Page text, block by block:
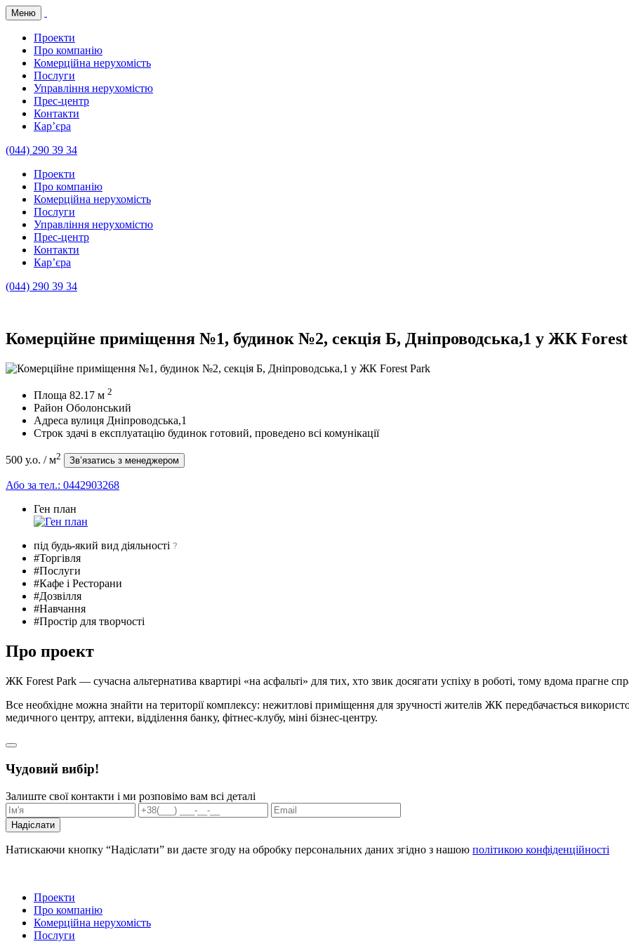
Меню
Проекти
Про компанію
Комерційна нерухомість
Послуги
Управління нерухомістю
Прес-центр
Контакти
Кар’єра
(044) 290 39 34
Проекти
Про компанію
Комерційна нерухомість
Послуги
Управління нерухомістю
Прес-центр
Контакти
Кар’єра
(044) 290 39 34
Комерційне приміщення №1, будинок №2, секція Б, Дніпроводська,1 у ЖК
Площа 82.17 м 2
Район Оболонський
Адреса вулиця Дніпроводська,1
Строк здачі в експлуатацію будинок готовий, проведено всі комунікації
500 у.о. / м2 Зв’язатись з менеджером
Або за тел.: 0442903268
Ген план
під будь-який вид діяльності
#Торгівля
#Послуги
#Кафе і Ресторани
#Дозвілля
#Навчання
#Простір для творчості
Про проект
ЖК Forest Park — сучасна альтернатива квартирі «на асфальті» для тих, хто звик досягати успіху в роботі, тому вдома прагне
Все необхідне можна знайти на території комплексу: нежитлові приміщення для зручності жителів ЖК передбачається
медичного центру, аптеки, відділення банку, фітнес-клубу, міні бізнес-центру.
Чудовий вибір!
Залиште свої контакти і ми розповімо вам всі деталі
Надіслати
Натискаючи кнопку “Надіслати” ви даєте згоду на обробку персональних даних згідно з нашою політикою конфіденційності
Проекти
Про компанію
Комерційна нерухомість
Послуги